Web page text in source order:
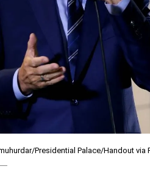
Presidential Palace/Handout via